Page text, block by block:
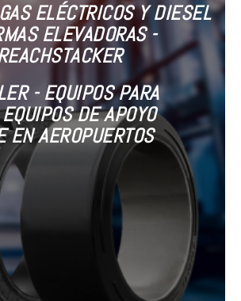
ELÉCTRICOS Y DIESEL
ELEVADORAS -
- EQUIPOS PARA
DE APOYO
EN AEROPUERTOS